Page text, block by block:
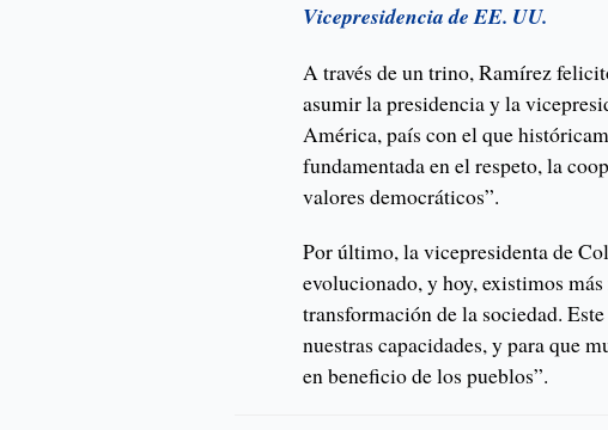
Vicepresidencia de EE. UU.
A través de un trino, Ramírez
asumir la presidencia y la
América, país con el que
fundamentada en el respeto, la
valores democráticos”.
Por último, la vicepresidenta de
evolucionado, y hoy, existimos
transformación de la sociedad.
nuestras capacidades, y para que
en beneficio de los pueblos”.